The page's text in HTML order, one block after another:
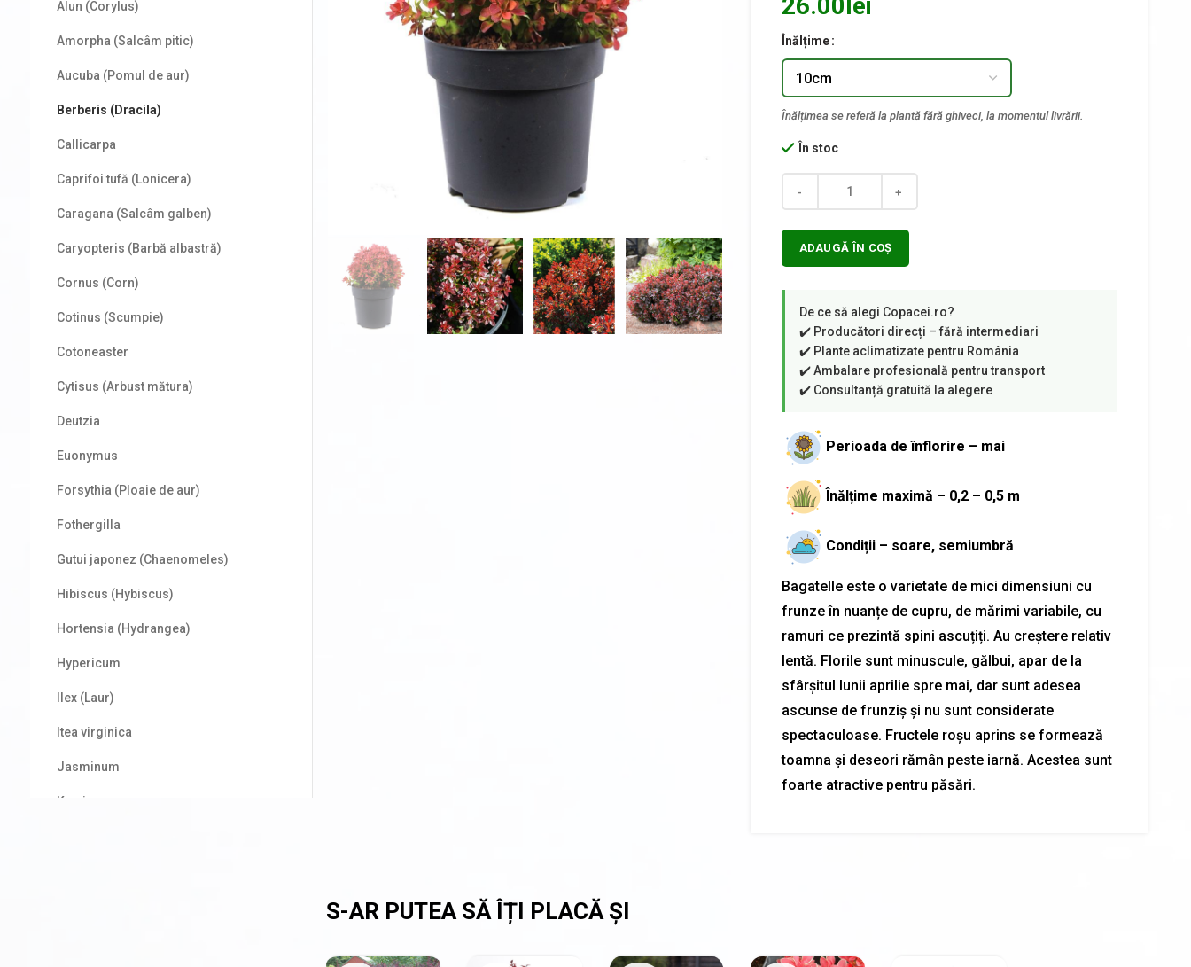
Înălțime
În stoc
ADAUGĂ ÎN COȘ
Perioada de înflorire – mai
Înălțime maximă – 0,2 – 0,5 m
Condiții – soare, semiumbră
Bagatelle este o varietate de mici dimensiuni cu
frunze în nuanțe de cupru, de mărimi variabile, cu
ramuri ce prezintă spini ascuțiți. Au creștere relativ
lentă. Florile sunt minuscule, gălbui, apar de la
sfârșitul lunii aprilie spre mai, dar sunt adesea
ascunse de frunziș și nu sunt considerate
spectaculoase. Fructele roșu aprins se formează
toamna și deseori rămân peste iarnă. Acestea sunt
foarte atractive pentru păsări.
Alun (Corylus)
Amorpha (Salcâm pitic)
Aucuba (Pomul de aur)
Berberis (Dracila)
Callicarpa
Caprifoi tufă (Lonicera)
Caragana (Salcâm galben)
Caryopteris (Barbă albastră)
Cornus (Corn)
Cotinus (Scumpie)
Cotoneaster
Cytisus (Arbust mătura)
Deutzia
Euonymus
Forsythia (Ploaie de aur)
Fothergilla
Gutui japonez (Chaenomeles)
Hibiscus (Hybiscus)
Hortensia (Hydrangea)
Hypericum
Ilex (Laur)
Itea virginica
Jasminum
Kerria